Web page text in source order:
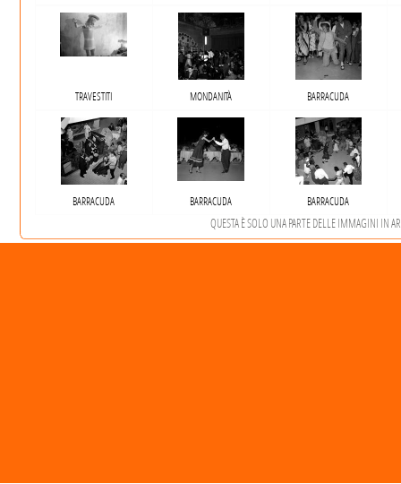
TRAVESTITI MONDANITÀ BARRACUDA
BARRACUDA BARRACUDA BARRACUDA
QUESTA È SOLO UNA PARTE DELLE IMMAGINI IN